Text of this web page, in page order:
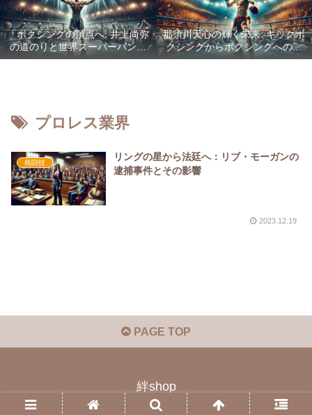
「ボクシングの頂点へ: 井上尚弥
の道のりと世界スーパーバンタ
ム級統一戦の全貌」
那須川天心の輝く未来: キックボ
クシングからボクシングへの成
功した転身
プロレス業界
格闘技
リングの星から法廷へ：リブ・モーガンの
逮捕事件とその影響
2023.12.19
PAGE TOP
絆shop
© 2023 絆shop.